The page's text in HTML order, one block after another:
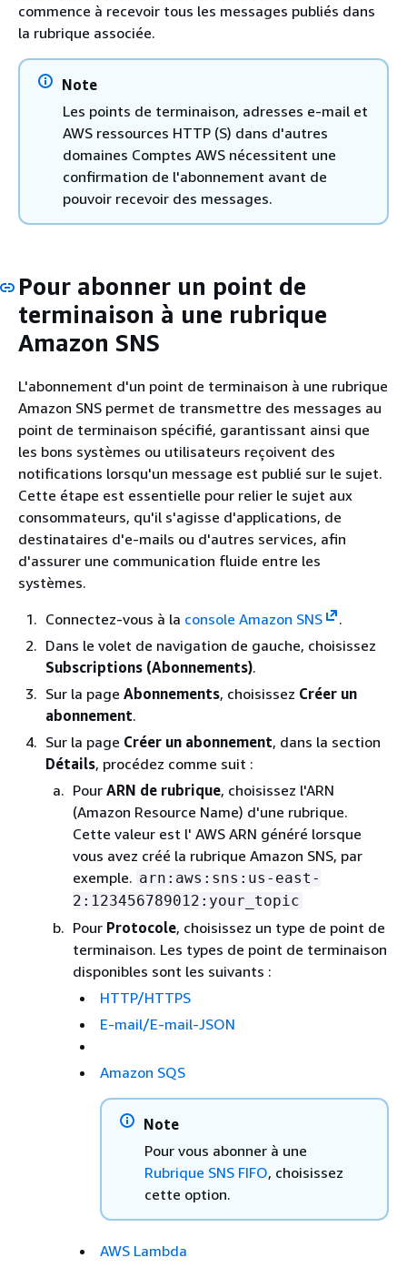
commence à recevoir tous les messages publiés dans
la rubrique associée.
Note
Les points de terminaison, adresses e-mail et
AWS ressources HTTP (S) dans d'autres
domaines Comptes AWS nécessitent une
confirmation de l'abonnement avant de
pouvoir recevoir des messages.
Pour abonner un point de
terminaison à une rubrique
Amazon SNS
L'abonnement d'un point de terminaison à une rubrique
Amazon SNS permet de transmettre des messages au
point de terminaison spécifié, garantissant ainsi que
les bons systèmes ou utilisateurs reçoivent des
notifications lorsqu'un message est publié sur le sujet.
Cette étape est essentielle pour relier le sujet aux
consommateurs, qu'il s'agisse d'applications, de
destinataires d'e-mails ou d'autres services, afin
d'assurer une communication fluide entre les
systèmes.
Connectez-vous à la console Amazon SNS
.
Dans le volet de navigation de gauche, choisissez
Subscriptions (Abonnements).
Sur la page Abonnements, choisissez Créer un
abonnement.
Sur la page Créer un abonnement, dans la section
Détails, procédez comme suit :
Pour ARN de rubrique, choisissez l'ARN
(Amazon Resource Name) d'une rubrique.
Cette valeur est l' AWS ARN généré lorsque
vous avez créé la rubrique Amazon SNS, par
exemple. arn:aws:sns:us-east-
2:123456789012:your_topic
Pour Protocole, choisissez un type de point de
terminaison. Les types de point de terminaison
disponibles sont les suivants :
HTTP/HTTPS
E-mail/E-mail-JSON
Amazon SQS
Note
Pour vous abonner à une
Rubrique SNS FIFO, choisissez
cette option.
AWS Lambda